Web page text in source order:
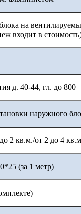
на
входит в
д. 40-44, гл. до 800
наружного
2 кв.м./от 2 до 4
(за 1 метр)